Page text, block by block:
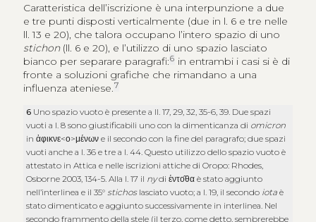
Caratteristica dell’iscrizione è una interpunzione a due
e tre punti disposti verticalmente (due in l. 6 e tre nelle
ll. 13 e 20), che talora occupano l’intero spazio di uno
stichon(ll. 6 e 20), e l’utilizzo di uno spazio lasciato
bianco per separare paragrafi:6 in entrambi i casi si è di
fronte a soluzioni grafiche che rimandano a una
influenza ateniese.7
6 Uno spazio vuoto è presente a ll. 17, 29, 32, 35-6, 39. Due spazi
vuoti a l. 8 sono giustificabili uno con la dimenticanza di omicron
inἀφικνε<ο>μένων e il secondo con la fine del paragrafo; due spazi
vuoti anche a l. 36 e tre a l. 44. Questo utilizzo dello spazio vuoto è
attestato in Attica e nelle iscrizioni attiche di Oropo: Rhodes,
Osborne 2003, 134-5. Alla l. 17 il nydiἐντο̑θα è stato aggiunto
nell’interlinea e il 35° stichoslasciato vuoto; a l. 19, il secondo iota è
stato dimenticato e aggiunto successivamente in interlinea. Nel
secondo frammento della stele (il terzo, come detto, sembrerebbe